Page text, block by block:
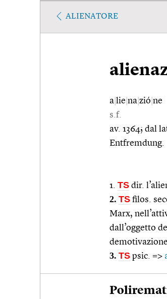
ALIENATORE
a lie na zió ne
s.f.
av. 1364; dal
Entfremdung.
1. TS dir.
2. TS filos.
Marx,
dall’oggetto
3. TS psic. =>